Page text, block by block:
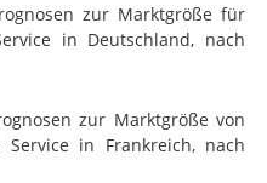
zur Marktgröße für
in Deutschland, nach
zur Marktgröße von
Service in Frankreich, nach